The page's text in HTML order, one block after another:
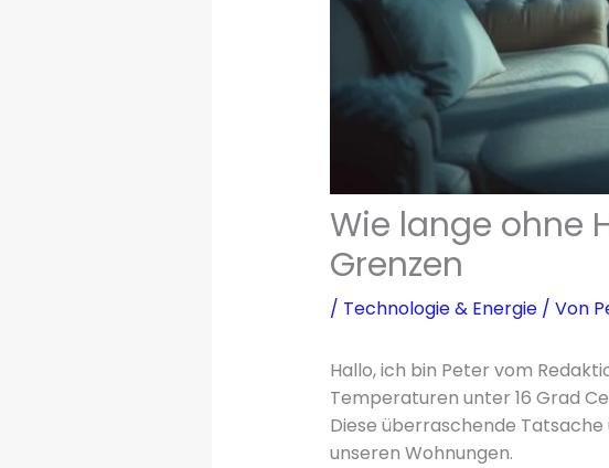
Wie lange ohne
Grenzen
/ Technologie & Energie/ Von
Hallo, ich bin Peter vom
Temperaturen unter 16 Grad
Diese überraschende
unseren Wohnungen.